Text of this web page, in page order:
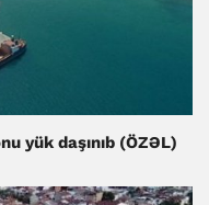
yük daşınıb (ÖZƏL)